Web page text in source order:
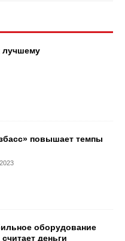
лучшему
повышает темпы
оборудование
деньги